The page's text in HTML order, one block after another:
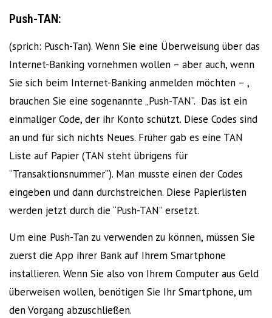
Push-TAN:
(sprich: Pusch-Tan). Wenn Sie eine Überweisung über das
Internet-Banking vornehmen wollen – aber auch, wenn
Sie sich beim Internet-Banking anmelden möchten – ,
brauchen Sie eine sogenannte „Push-TAN”. Das ist ein
einmaliger Code, der ihr Konto schützt. Diese Codes sind
an und für sich nichts Neues. Früher gab es eine TAN
Liste auf Papier (TAN steht übrigens für
“Transaktionsnummer”). Man musste einen der Codes
eingeben und dann durchstreichen. Diese Papierlisten
werden jetzt durch die “Push-TAN” ersetzt.
Um eine Push-Tan zu verwenden zu können, müssen Sie
zuerst die App ihrer Bank auf Ihrem Smartphone
installieren. Wenn Sie also von Ihrem Computer aus Geld
überweisen wollen, benötigen Sie Ihr Smartphone, um
den Vorgang abzuschließen.